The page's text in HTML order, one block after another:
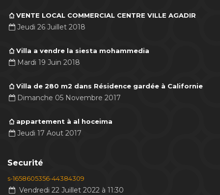
VENTE LOCAL COMMERCIAL CENTRE VILLE AGADIR
Jeudi 26 Juillet 2018
Villa a vendre la siesta mohammedia
Mardi 19 Juin 2018
Villa de 280 m2 dans Résidence gardée à Californie
Dimanche 05 Novembre 2017
appartement à al hoceima
Jeudi 17 Aout 2017
Securité
s-1658605356-44384309
Vendredi 22 Juillet 2022 à 11:30